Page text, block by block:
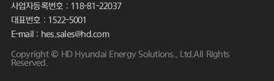
사업자등록번호 : 118-81-22037
대표번호 : 1522-5001
E-mail : hes.sales@hd.com
Copyright © HD Hyundai Energy Solutions., Ltd.All Rights
Reserved.